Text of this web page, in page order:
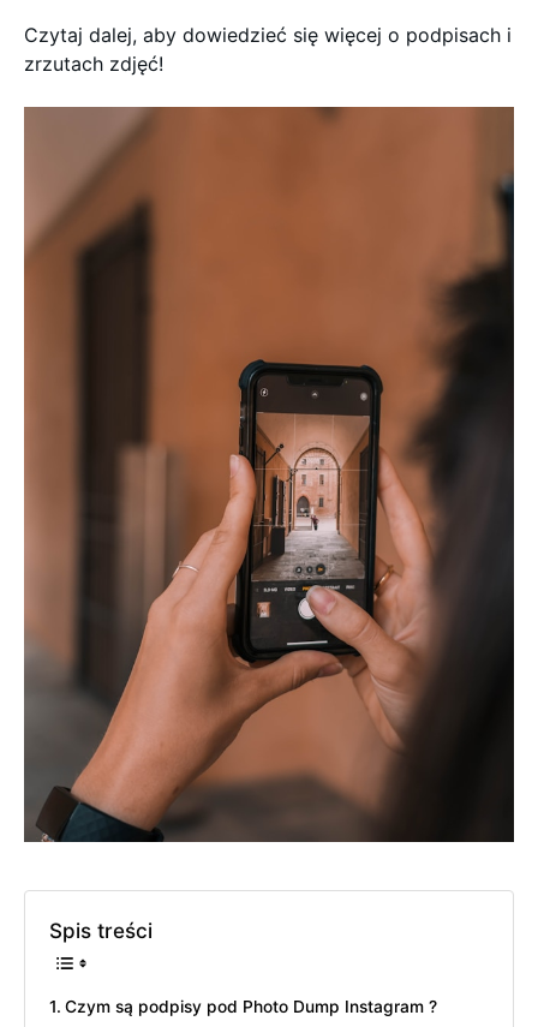
Czytaj dalej, aby dowiedzieć się więcej o podpisach i
zrzutach zdjęć!
Spis treści
Czym są podpisy pod Photo Dump Instagram ?